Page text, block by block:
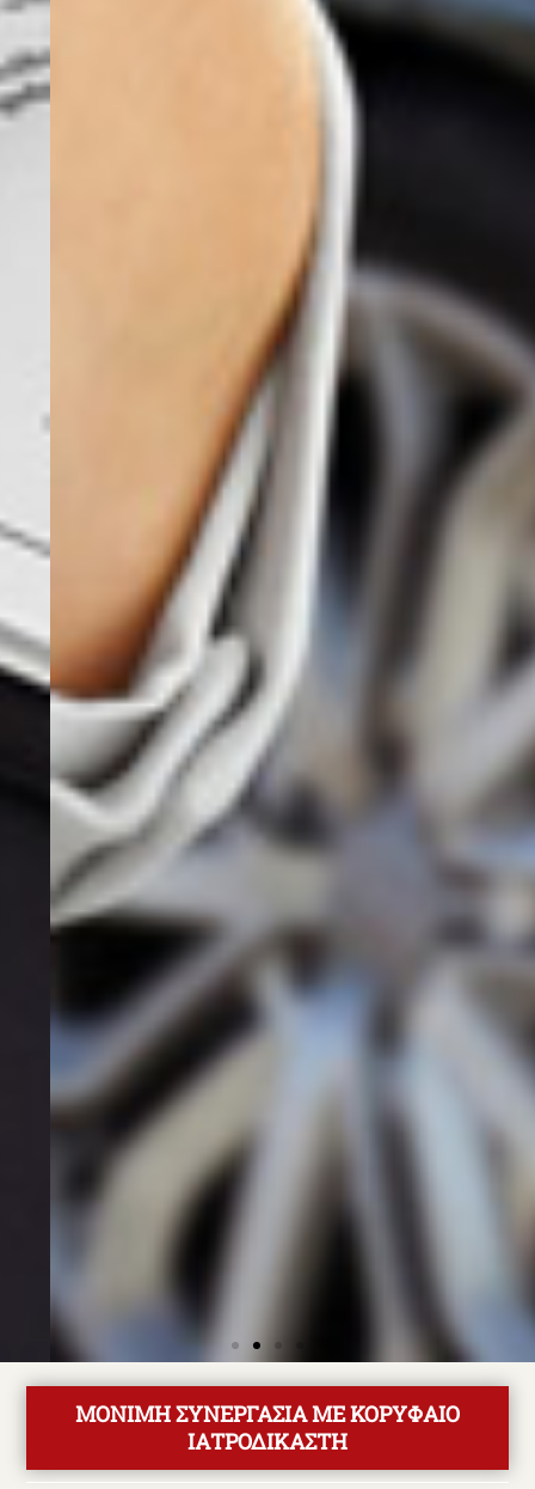
Σκοπός μας είναι
να σας ενημερώσουμε για το τροχαίο ατύχημα, τις πρώτες
ενέργειες στις οποίες θα πρέπει να προβείτε όταν συμβεί.
ΜΟΝΙΜΗ ΣΥΝΕΡΓΑΣΙΑ ΜΕ ΚΟΡΥΦΑΙΟ
ΙΑΤΡΟΔΙΚΑΣΤΗ